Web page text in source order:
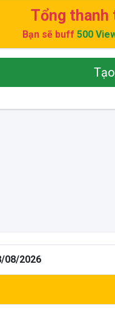
Tổng thanh
Bạn sẽ buff 500
08/2026